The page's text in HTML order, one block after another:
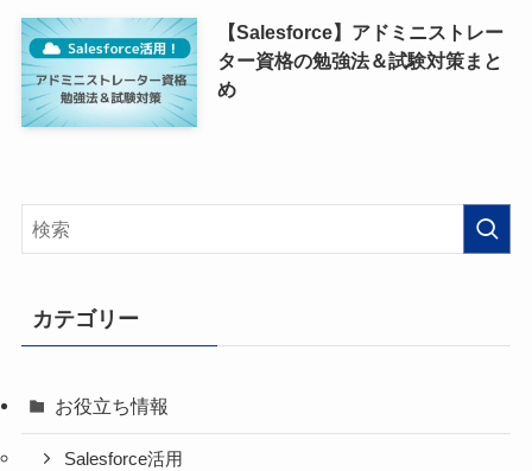
【Salesforce】アドミニストレー
ター資格の勉強法＆試験対策まと
め
カテゴリー
お役立ち情報
Salesforce活用